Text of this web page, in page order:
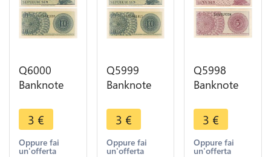
Q6000
Banknote
10 Sen1964
UNC ->
Make offer
3 €
Oppure fai
un'offerta
Q5999
Banknote
10 Sen1964
UNC ->
Make offer
3 €
Oppure fai
un'offerta
Q5998
Banknote
Sen1964
UNC ->
Make offer
3 €
Oppure fai
un'offerta